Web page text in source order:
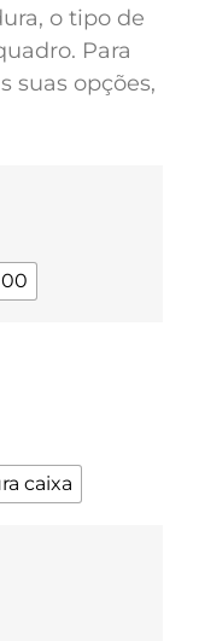
o tipo de
Para
suas opções,
caixa